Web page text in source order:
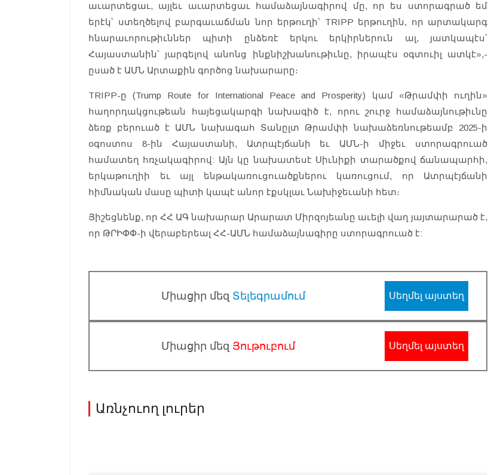
աւարտեցաւ, այլեւ աւարտեցաւ համաձայնագիրով մը, որ ես ստորագրած եմ
երէկ՝ ստեղծելով բարգաւաճման նոր երթուղի՝ TRIPP երթուղին, որ արտակարգ
հնարաւորութիւններ պիտի ընձեռէ երկու երկիրներուն ալ, յատկապէս՝
Հայաստանին՝ յարգելով անոնց ինքնիշխանութիւնը, իրապէս օգտուիլ ատկէ»,-
ըսած է ԱՄՆ Արտաքին գործոց նախարարը։
TRIPP-ը (Trump Route for International Peace and Prosperity) կամ «Թրամփի ուղին»
հաղորդակցութեան հայեցակարգի նախագիծ է, որու շուրջ համաձայնութիւնը
ձեռք բերուած է ԱՄՆ նախագահ Տանըլտ Թրամփի նախաձեռնութեամբ 2025-ի
օգոստոս 8-ին Հայաստանի, Ատրպէյճանի եւ ԱՄՆ-ի միջեւ ստորագրուած
համատեղ հռչակագիրով: Այն կը նախատեսէ Սիւնիքի տարածքով ճանապարհի,
երկաթուղիի եւ այլ ենթակառուցուածքներու կառուցում, որ Ատրպէյճանի
հիմնական մասը պիտի կապէ անոր էքսկլաւ Նախիջեւանի հետ։
Յիշեցնենք, որ ՀՀ ԱԳ նախարար Արարատ Միրզոյեանը աւելի վաղ յայտարարած է,
որ ԹՐԻՓՓ-ի վերաբերեալ ՀՀ-ԱՄՆ համաձայնագիրը ստորագրուած է:
Միացիր մեզ Տելեգրամում Սեղմել այստեղ
Միացիր մեզ Յութուբում Սեղմել այստեղ
Առնչուող լուրեր